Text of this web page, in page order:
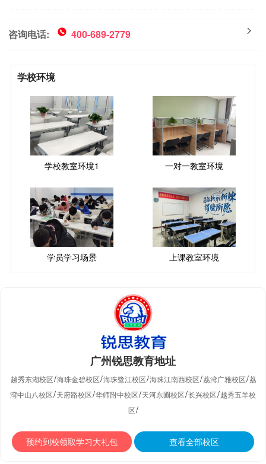
择？
咨询电话: 400-689-2779
学校环境
学校教室环境1 一对一教室环境
学员学习场景 上课教室环境
广州锐思教育地址
越秀东湖校区/海珠金碧校区/海珠鹭江校区/海珠江南西校区/荔湾广雅校区/荔
湾中山八校区/天府路校区/华师附中校区/天河东圃校区/长兴校区/越秀五羊校
区/
预约到校领取学习大礼包 查看全部校区